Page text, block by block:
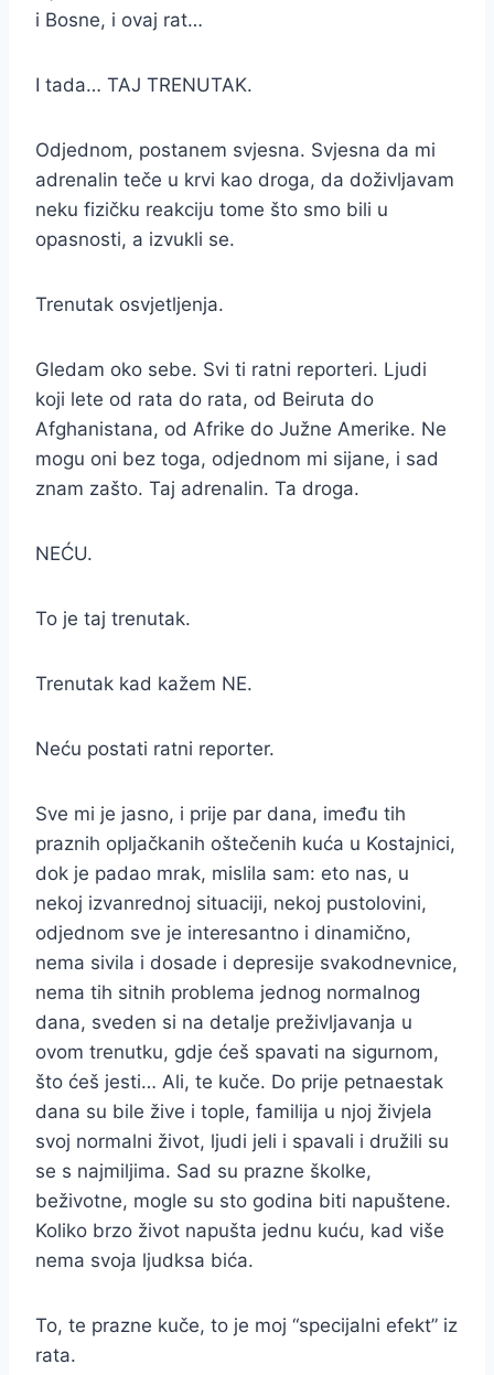
i Bosne, i ovaj rat…
I tada… TAJ TRENUTAK.
Odjednom, postanem svjesna. Svjesna da mi
adrenalin teče u krvi kao droga, da doživljavam
neku fizičku reakciju tome što smo bili u
opasnosti, a izvukli se.
Trenutak osvjetljenja.
Gledam oko sebe. Svi ti ratni reporteri. Ljudi
koji lete od rata do rata, od Beiruta do
Afghanistana, od Afrike do Južne Amerike. Ne
mogu oni bez toga, odjednom mi sijane, i sad
znam zašto. Taj adrenalin. Ta droga.
NEĆU.
To je taj trenutak.
Trenutak kad kažem NE.
Neću postati ratni reporter.
Sve mi je jasno, i prije par dana, imeđu tih
praznih opljačkanih oštečenih kuća u Kostajnici,
dok je padao mrak, mislila sam: eto nas, u
nekoj izvanrednoj situaciji, nekoj pustolovini,
odjednom sve je interesantno i dinamično,
nema sivila i dosade i depresije svakodnevnice,
nema tih sitnih problema jednog normalnog
dana, sveden si na detalje preživljavanja u
ovom trenutku, gdje ćeš spavati na sigurnom,
što ćeš jesti… Ali, te kuče. Do prije petnaestak
dana su bile žive i tople, familija u njoj živjela
svoj normalni život, ljudi jeli i spavali i družili su
se s najmiljima. Sad su prazne školke,
beživotne, mogle su sto godina biti napuštene.
Koliko brzo život napušta jednu kuću, kad više
nema svoja ljudksa bića.
To, te prazne kuče, to je moj “specijalni efekt” iz
rata.